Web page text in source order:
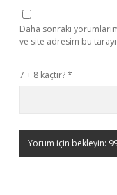
Daha sonraki
ve site adresim bu
7 + 8 kaçtır?*